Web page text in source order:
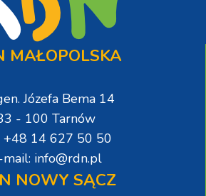
MAŁOPOLSKA
Józefa Bema 14
- 100 Tarnów
+48 14 627 50 50
info@rdn.pl
NOWY SĄCZ